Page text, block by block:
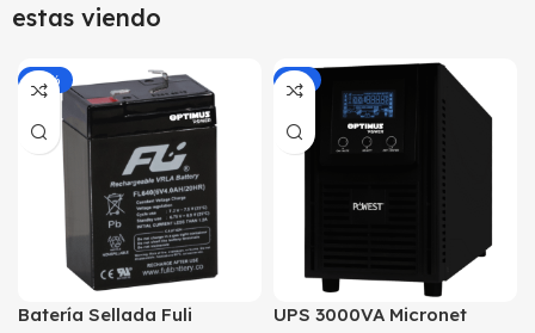
estas viendo
-24%
Batería Sellada Fuli
-1%
UPS 3000VA Micronet